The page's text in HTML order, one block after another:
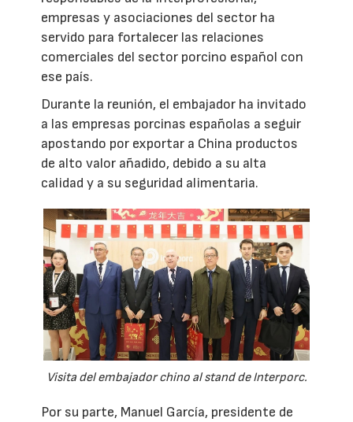
empresas y asociaciones del sector ha
servido para fortalecer las relaciones
comerciales del sector porcino español con
ese país.
Durante la reunión, el embajador ha invitado
a las empresas porcinas españolas a seguir
apostando por exportar a China productos
de alto valor añadido, debido a su alta
calidad y a su seguridad alimentaria.
Visita del embajador chino al stand de Interporc.
Por su parte, Manuel García, presidente de